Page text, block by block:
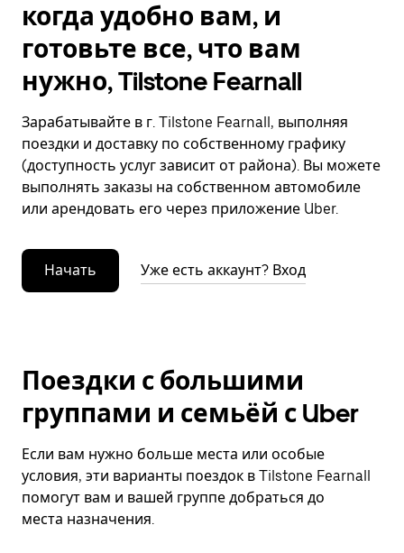
когда удобно вам, и
готовьте все, что вам
нужно, Tilstone Fearnall
Зарабатывайте в г. Tilstone Fearnall, выполняя
поездки и доставку по собственному графику
(доступность услуг зависит от района). Вы можете
выполнять заказы на собственном автомобиле
или арендовать его через приложение Uber.
Начать Уже есть аккаунт? Вход
Поездки с большими
группами и семьёй с Uber
Если вам нужно больше места или особые
условия, эти варианты поездок в Tilstone Fearnall
помогут вам и вашей группе добраться до
места назначения.